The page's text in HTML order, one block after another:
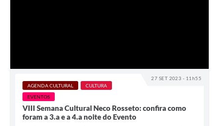
27 SET 2023 - 11h55
AGENDA CULTURAL
CULTURA
EVENTOS
VIII Semana Cultural Neco Rosseto: confira como
foram a 3.a e a 4.a noite do Evento